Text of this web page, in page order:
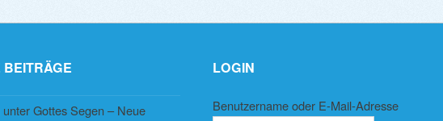
Gottes Segen – Neue
LOGIN
Benutzername oder E-Mail-Adresse